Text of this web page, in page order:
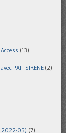
(13)
l'API SIRENE (2)
2022-06) (7)